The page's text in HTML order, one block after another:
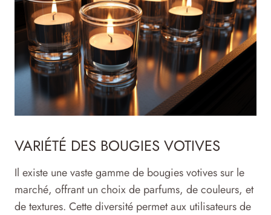
VARIÉTÉ DES BOUGIES VOTIVES
Il existe une vaste gamme de bougies votives sur le
marché, offrant un choix de parfums, de couleurs, et
de textures. Cette diversité permet aux utilisateurs de